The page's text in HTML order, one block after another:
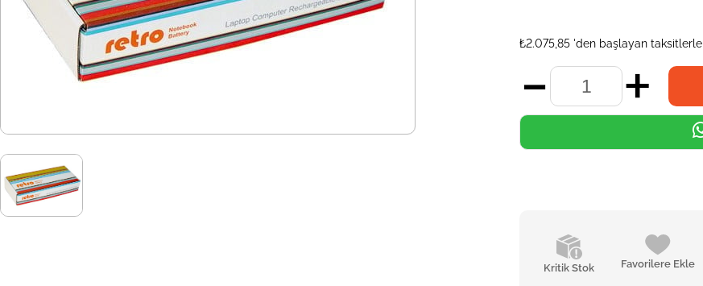
₺2.075,85 'den başlayan taksitlerle
Kritik Stok Favorilere Ekle